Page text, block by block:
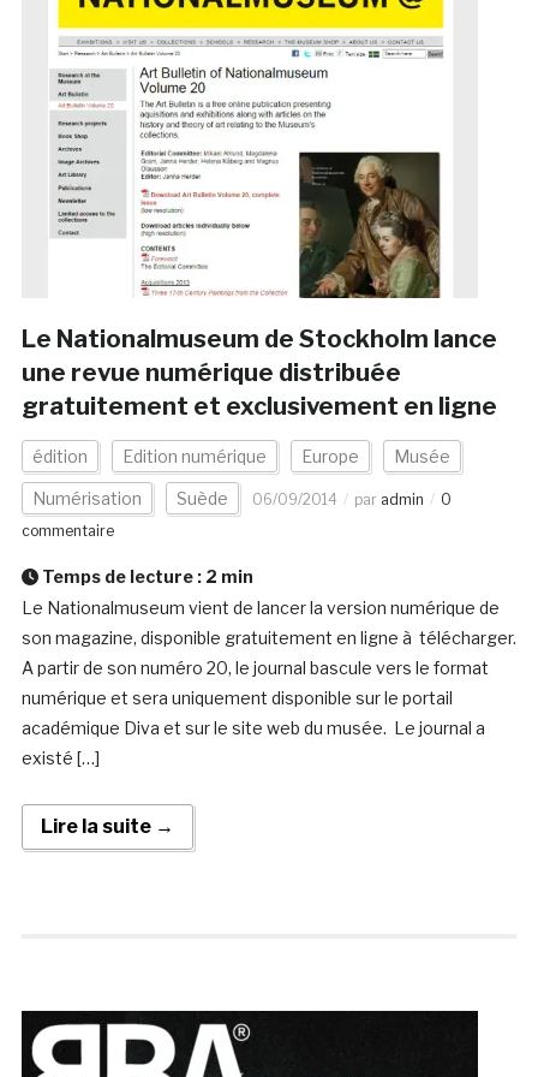
Le Nationalmuseum de Stockholm lance
une revue numérique distribuée
gratuitement et exclusivement en ligne
édition Edition numérique Europe Musée
Numérisation Suède 06/09/2014 par admin
0
commentaire
Temps de lecture : 2 min
Le Nationalmuseum vient de lancer la version numérique de
son magazine, disponible gratuitement en ligne à télécharger.
A partir de son numéro 20, le journal bascule vers le format
numérique et sera uniquement disponible sur le portail
académique Diva et sur le site web du musée. Le journal a
existé […]
Lire la suite →